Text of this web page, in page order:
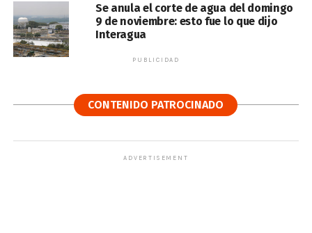
Se anula el corte de agua del domingo
9 de noviembre: esto fue lo que dijo
Interagua
PUBLICIDAD
CONTENIDO PATROCINADO
ADVERTISEMENT